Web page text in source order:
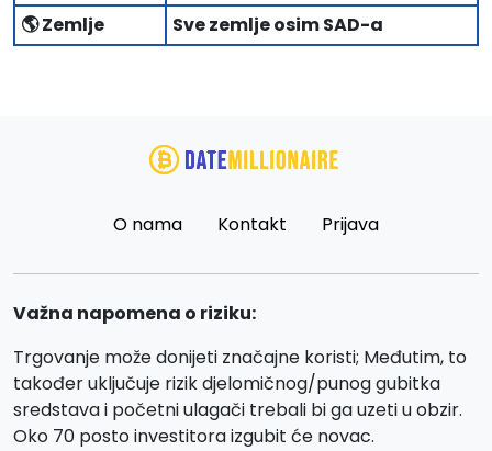
🌎 Zemlje
Sve zemlje osim SAD-a
O nama Kontakt Prijava
Važna napomena o riziku:
Trgovanje može donijeti značajne koristi; Međutim, to
također uključuje rizik djelomičnog/punog gubitka
sredstava i početni ulagači trebali bi ga uzeti u obzir.
Oko 70 posto investitora izgubit će novac.